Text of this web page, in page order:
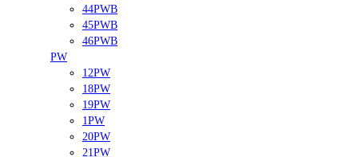
44PWB
45PWB
46PWB
PW
12PW
18PW
19PW
1PW
20PW
21PW